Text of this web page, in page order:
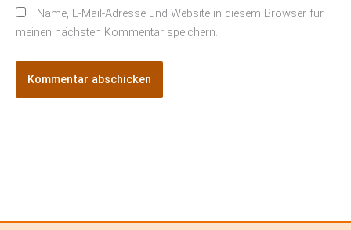
Name, E-Mail-Adresse und Website in diesem Browser für
meinen nächsten Kommentar speichern.